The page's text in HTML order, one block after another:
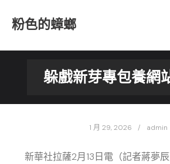
粉色的蟑螂
躲戲新芽專包養網
1 月 29, 2026 admin
新華社拉薩2月13日電（記者蔣夢辰